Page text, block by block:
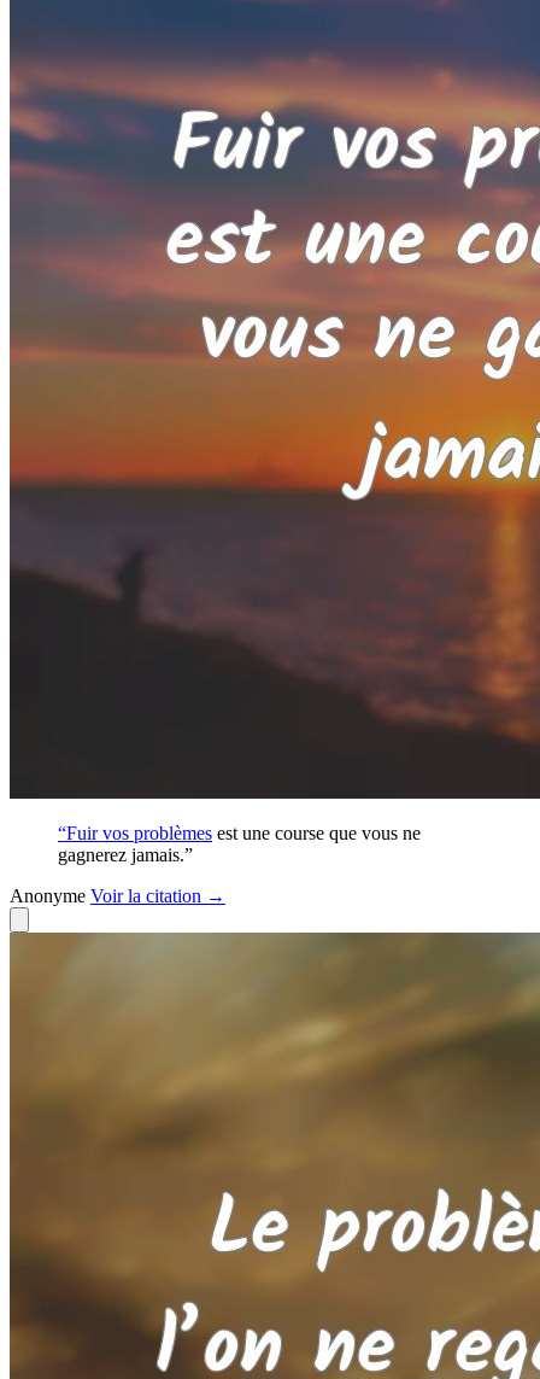
“Fuir vos problèmes est une course que vous ne
gagnerez jamais.”
Anonyme Voirla citation →